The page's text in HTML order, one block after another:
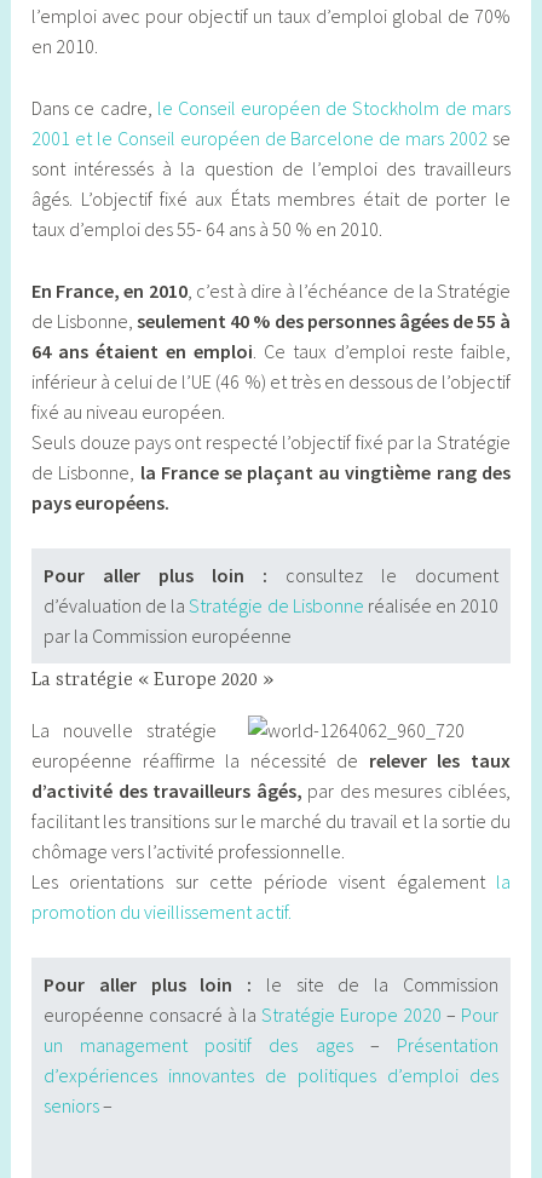
l’emploi avec pour objectif un taux d’emploi global de 70%
en 2010.
Dans ce cadre, le Conseil européen de Stockholm de mars
2001 et le Conseil européen de Barcelone de mars 2002se
sont intéressés à la question de l’emploi des travailleurs
âgés. L’objectif fixé aux États membres était de porter le
taux d’emploi des 55- 64 ans à 50 % en 2010.
En France, en 2010, c’est à dire à l’échéance de la Stratégie
de Lisbonne,seulement 40 % des personnes âgées de 55 à
64 ans étaient en emploi . Ce taux d’emploi reste faible,
inférieur à celui de l’UE (46 %) et très en dessous de l’objectif
fixé au niveau européen.
Seuls douze pays ont respecté l’objectif fixé par la Stratégie
de Lisbonne, la France se plaçant au vingtième rang des
pays européens.
Pour aller plus loin : consultez le document
d’évaluation de laStratégie de Lisbonne réalisée en 2010
par la Commission européenne
La stratégie « Europe 2020 »
La nouvelle stratégie
européenne réaffirme la nécessité de relever les taux
d’activité des travailleurs âgés, par des mesures ciblées,
facilitant les transitions sur le marché du travail et la sortie du
chômage vers l’activité professionnelle.
Les orientations sur cette période visent également la
promotion du vieillissement actif.
Pour aller plus loin : le site de la Commission
européenne consacré à la Stratégie Europe 2020 – Pour
un management positif des ages– Présentation
d’expériences innovantes de politiques d’emploi des
seniors–